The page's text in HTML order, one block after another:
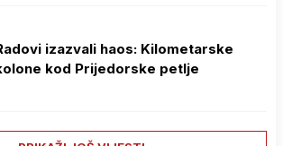
izazvali haos: Kilometarske
kod Prijedorske petlje